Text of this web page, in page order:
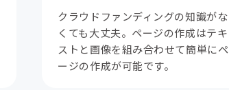
クラウドファンディングの知識がな
くても大丈夫。ページの作成はテキ
ストと画像を組み合わせて簡単にペ
ージの作成が可能です。